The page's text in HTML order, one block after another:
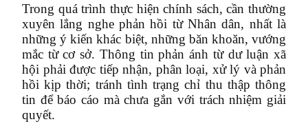
Trong quá trình thực hiện chính sách, cần thường
xuyên lắng nghe phản hồi từ Nhân dân, nhất là
những ý kiến khác biệt, những băn khoăn, vướng
mắc từ cơ sở. Thông tin phản ánh từ dư luận xã
hội phải được tiếp nhận, phân loại, xử lý và phản
hồi kịp thời; tránh tình trạng chỉ thu thập thông
tin để báo cáo mà chưa gắn với trách nhiệm giải
quyết.